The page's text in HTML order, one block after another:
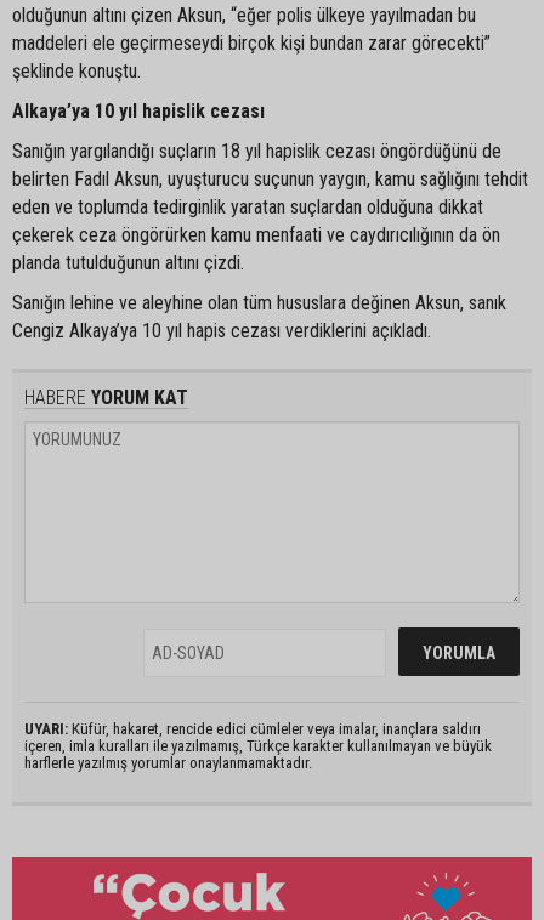
olduğunun altını çizen Aksun, “eğer polis ülkeye yayılmadan bu
maddeleri ele geçirmeseydi birçok kişi bundan zarar görecekti”
şeklinde konuştu.
Alkaya’ya 10 yıl hapislik cezası
Sanığın yargılandığı suçların 18 yıl hapislik cezası öngördüğünü de
belirten Fadıl Aksun, uyuşturucu suçunun yaygın, kamu sağlığını tehdit
eden ve toplumda tedirginlik yaratan suçlardan olduğuna dikkat
çekerek ceza öngörürken kamu menfaati ve caydırıcılığının da ön
planda tutulduğunun altını çizdi.
Sanığın lehine ve aleyhine olan tüm hususlara değinen Aksun, sanık
Cengiz Alkaya’ya 10 yıl hapis cezası verdiklerini açıkladı.
HABERE YORUM KAT
UYARI: Küfür, hakaret, rencide edici cümleler veya imalar, inançlara saldırı
içeren, imla kuralları ile yazılmamış, Türkçe karakter kullanılmayan ve büyük
harflerle yazılmış yorumlar onaylanmamaktadır.